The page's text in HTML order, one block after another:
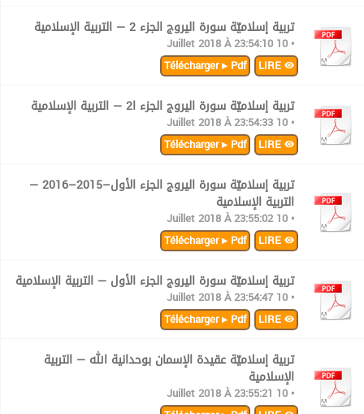
تربية إسلاميّة سورة اليروج الجزء 2 — التربية الإسلامية
• 10 Juillet 2018 À 23:54:10
Télécharger ▸ Pdf
تربية إسلاميّة سورة اليروج الجزء ا2 — التربية الإسلامية
• 10 Juillet 2018 À 23:54:33
Télécharger ▸ Pdf
تربية إسلاميّة سورة اليروج الجزء الأول–2015–2016 —
التربية الإسلامية
• 10 Juillet 2018 À 23:55:02
Télécharger ▸ Pdf
تربية إسلاميّة سورة اليروج الجزء الأول — التربية الإسلامية
• 10 Juillet 2018 À 23:54:47
Télécharger ▸ Pdf
تربية إسلاميّة عقيدة الإسمان بوحدانية الله — التربية
الإسلامية
• 10 Juillet 2018 À 23:55:21